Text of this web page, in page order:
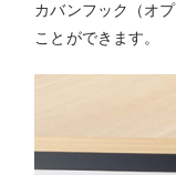
カバンフック（オ
ことができます。